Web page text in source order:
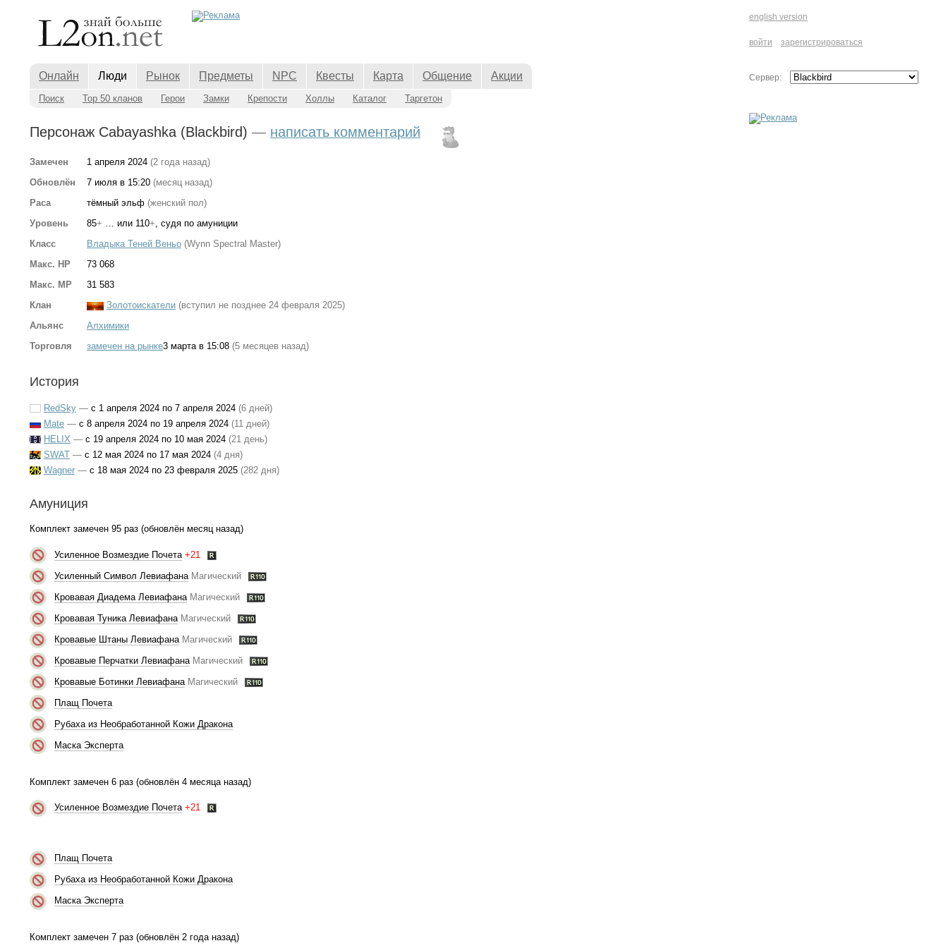
english version
войти зарегистрироваться
Сервер:
Онлайн Люди Рынок Предметы NPC Квесты Карта Общение Акции
Поиск Top 50 кланов Герои Замки Крепости Холлы Каталог Таргетон
Персонаж Cabayashka (Blackbird) — написать комментарий
Замечен 1 апреля 2024 (2 года назад)
Обновлён
7 июля в 15:20 (месяц назад)
Раса
тёмный эльф (женский пол)
Уровень
85+ … или 110+, судя по амуниции
Класс
Владыка Теней Веньо (Wynn Spectral Master)
Макс. HP
73 068
Макс. MP
31 583
Клан
Золотоискатели (вступил не позднее 24 февраля 2025)
Альянс
Алхимики
Торговля
замечен на рынке3 марта в 15:08 (5 месяцев назад)
История
RedSky — с 1 апреля 2024 по 7 апреля 2024 (6 дней)
Mate — с 8 апреля 2024 по 19 апреля 2024 (11 дней)
HELIX — с 19 апреля 2024 по 10 мая 2024 (21 день)
SWAT — с 12 мая 2024 по 17 мая 2024 (4 дня)
Wagner — с 18 мая 2024 по 23 февраля 2025 (282 дня)
Амуниция
Комплект замечен 95 раз (обновлён месяц назад)
Усиленное Возмездие Почета +21
Усиленный Символ Левиафана Магический
Кровавая Диадема Левиафана Магический
Кровавая Туника Левиафана Магический
Кровавые Штаны Левиафана Магический
Кровавые Перчатки Левиафана Магический
Кровавые Ботинки Левиафана Магический
Плащ Почета
Рубаха из Необработанной Кожи Дракона
Маска Эксперта
Комплект замечен 6 раз (обновлён 4 месяца назад)
Усиленное Возмездие Почета +21
Плащ Почета
Рубаха из Необработанной Кожи Дракона
Маска Эксперта
Комплект замечен 7 раз (обновлён 2 года назад)